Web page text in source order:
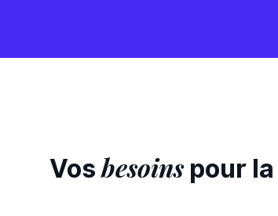
Vosbesoinspour la